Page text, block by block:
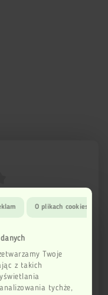
O plikach cookies
Twoje
z takich
tychże,